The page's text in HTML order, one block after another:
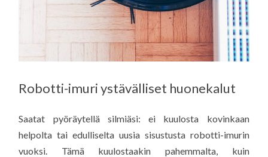
Robotti-imuri ystävälliset huonekalut
Saatat pyöräytellä silmiäsi: ei kuulosta kovinkaan
helpolta tai edulliselta uusia sisustusta robotti-imurin
vuoksi. Tämä kuulostaakin pahemmalta, kuin